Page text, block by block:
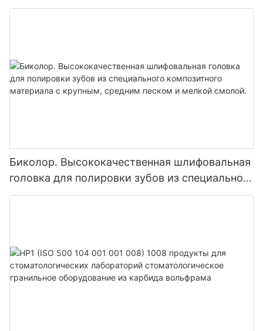
Плотность Плотном карбид
Биколор. Высококачественная шлифовальная
головка для полировки зубов из специального
композитного материала с крупным, средним